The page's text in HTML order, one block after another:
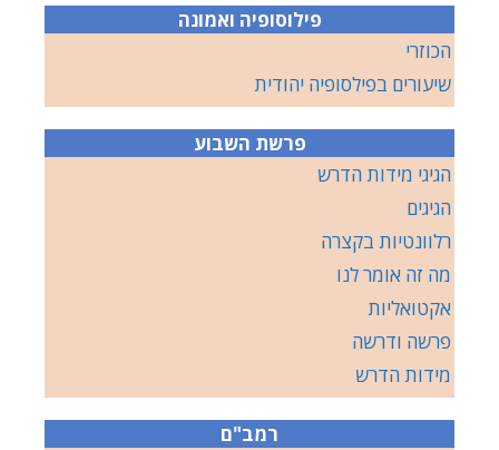
פילוסופיה ואמונה
הכוזרי
שיעורים בפילסופיה יהודית
פרשת השבוע
הגיגי מידות הדרש
הגיגים
רלוונטיות בקצרה
מה זה אומר לנו
אקטואליות
פרשה ודרשה
מידות הדרש
רמב"ם